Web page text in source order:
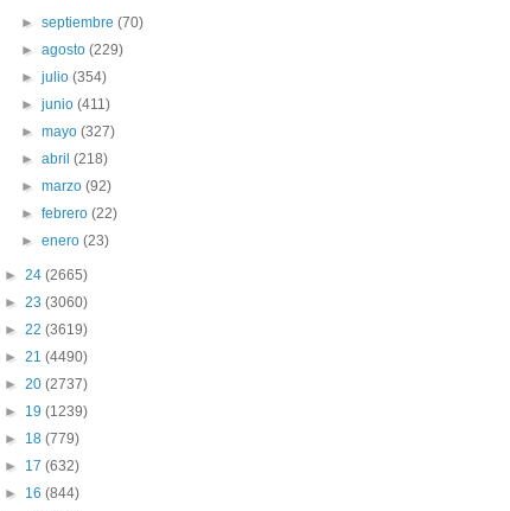
►septiembre(70)
►agosto(229)
►julio(354)
►junio(411)
►mayo(327)
►abril(218)
►marzo(92)
►febrero(22)
►enero(23)
► 24 (2665)
► 23 (3060)
► 22 (3619)
► 21 (4490)
► 20 (2737)
► 19 (1239)
► 18 (779)
► 17 (632)
► 16 (844)